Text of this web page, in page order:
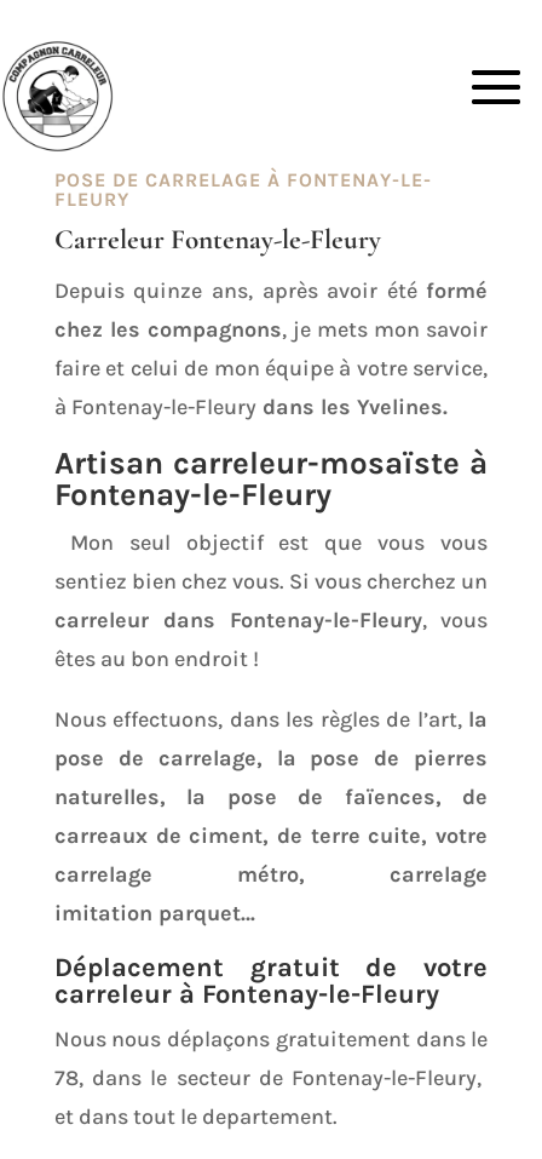
POSE DE CARRELAGE À FONTENAY-LE-
FLEURY
Carreleur Fontenay-le-Fleury
Depuis quinze ans, après avoir été formé
chez les compagnons, je mets mon savoir
faire et celui de mon équipe à votre service,
à Fontenay-le-Fleurydans les Yvelines.
Artisan carreleur-mosaïste à
Fontenay-le-Fleury
Mon seul objectif est que vous vous
sentiez bien chez vous. Si vous cherchez un
carreleur dans Fontenay-le-Fleury, vous
êtes au bon endroit !
Nous effectuons, dans les règles de l’art, la
pose de carrelage, la pose de pierres
naturelles, la pose de faïences, de
carreaux de ciment, de terre cuite, votre
carrelage métro, carrelage
imitation parquet…
Déplacement gratuit de votre
carreleur à Fontenay-le-Fleury
Nous nous déplaçons gratuitement dans le
78, dans le secteur de Fontenay-le-Fleury,
et dans tout le departement.